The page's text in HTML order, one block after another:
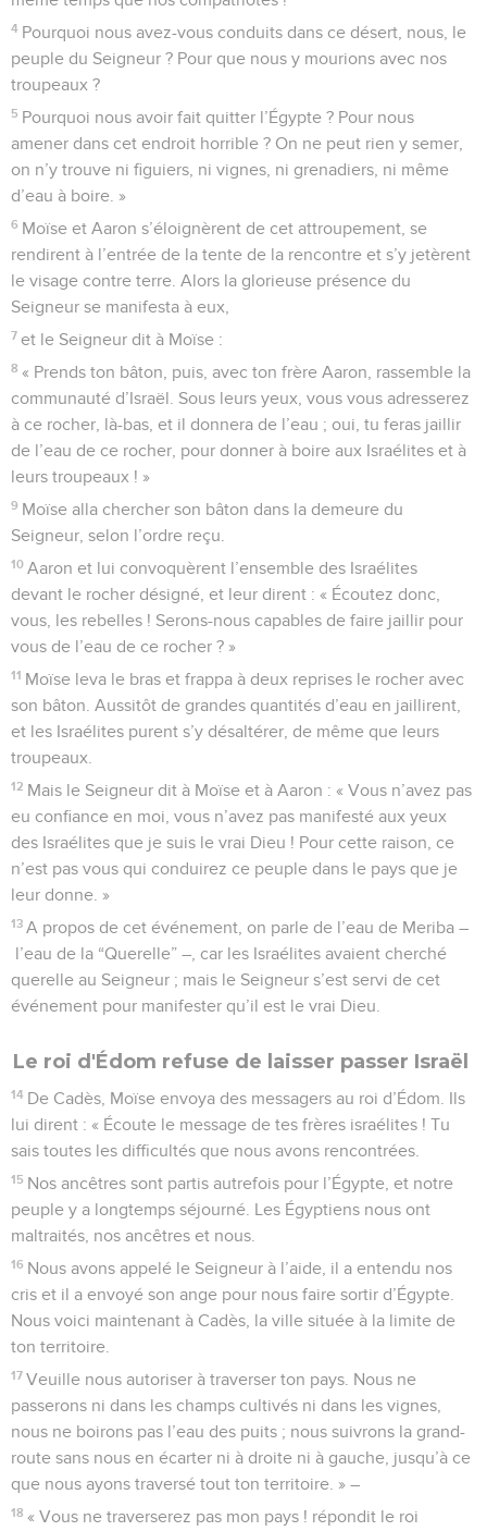
4 Pourquoi nous avez-vous conduits dans ce désert, nous, le
peuple du Seigneur ? Pour que nous y mourions avec nos
troupeaux ?
5 Pourquoi nous avoir fait quitter l’Égypte ? Pour nous
amener dans cet endroit horrible ? On ne peut rien y semer,
on n’y trouve ni figuiers, ni vignes, ni grenadiers, ni même
d’eau à boire. »
6 Moïse et Aaron s’éloignèrent de cet attroupement, se
rendirent à l’entrée de la tente de la rencontre et s’y jetèrent
le visage contre terre. Alors la glorieuse présence du
Seigneur se manifesta à eux,
7 et le Seigneur dit à Moïse :
8 « Prends ton bâton, puis, avec ton frère Aaron, rassemble la
communauté d’Israël. Sous leurs yeux, vous vous adresserez
à ce rocher, là-bas, et il donnera de l’eau ; oui, tu feras jaillir
de l’eau de ce rocher, pour donner à boire aux Israélites et à
leurs troupeaux ! »
9 Moïse alla chercher son bâton dans la demeure du
Seigneur, selon l’ordre reçu.
10 Aaron et lui convoquèrent l’ensemble des Israélites
devant le rocher désigné, et leur dirent : « Écoutez donc,
vous, les rebelles ! Serons-nous capables de faire jaillir pour
vous de l’eau de ce rocher ? »
11 Moïse leva le bras et frappa à deux reprises le rocher avec
son bâton. Aussitôt de grandes quantités d’eau en jaillirent,
et les Israélites purent s’y désaltérer, de même que leurs
troupeaux.
12 Mais le Seigneur dit à Moïse et à Aaron : « Vous n’avez pas
eu confiance en moi, vous n’avez pas manifesté aux yeux
des Israélites que je suis le vrai Dieu ! Pour cette raison, ce
n’est pas vous qui conduirez ce peuple dans le pays que je
leur donne. »
13 A propos de cet événement, on parle de l’eau de Meriba –
l’eau de la “Querelle” –, car les Israélites avaient cherché
querelle au Seigneur ; mais le Seigneur s’est servi de cet
événement pour manifester qu’il est le vrai Dieu.
Le roi d'Édom refuse de laisser passer Israël
14 De Cadès, Moïse envoya des messagers au roi d’Édom. Ils
lui dirent : « Écoute le message de tes frères israélites ! Tu
sais toutes les difficultés que nous avons rencontrées.
15 Nos ancêtres sont partis autrefois pour l’Égypte, et notre
peuple y a longtemps séjourné. Les Égyptiens nous ont
maltraités, nos ancêtres et nous.
16 Nous avons appelé le Seigneur à l’aide, il a entendu nos
cris et il a envoyé son ange pour nous faire sortir d’Égypte.
Nous voici maintenant à Cadès, la ville située à la limite de
ton territoire.
17 Veuille nous autoriser à traverser ton pays. Nous ne
passerons ni dans les champs cultivés ni dans les vignes,
nous ne boirons pas l’eau des puits ; nous suivrons la grand-
route sans nous en écarter ni à droite ni à gauche, jusqu’à ce
que nous ayons traversé tout ton territoire. » –
18 « Vous ne traverserez pas mon pays ! répondit le roi